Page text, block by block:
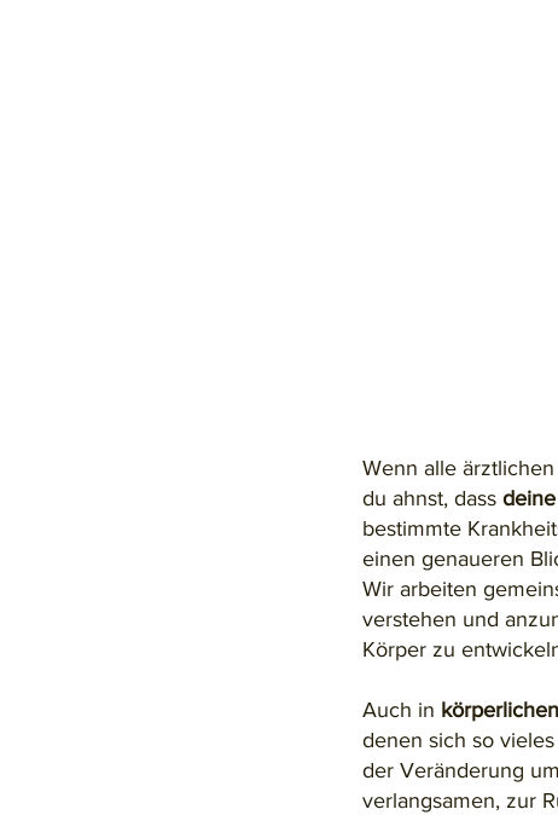
Wenn alle
du ahnst, dass
bestimmte
einen genaueren
Wir arbeiten
verstehen und
Körper zu
Auch in
denen sich so
der Veränderung
verlangsamen, zur